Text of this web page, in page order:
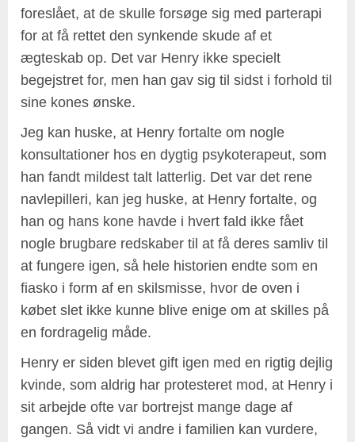
foreslået, at de skulle forsøge sig med parterapi
for at få rettet den synkende skude af et
ægteskab op. Det var Henry ikke specielt
begejstret for, men han gav sig til sidst i forhold til
sine kones ønske.
Jeg kan huske, at Henry fortalte om nogle
konsultationer hos en dygtig psykoterapeut, som
han fandt mildest talt latterlig. Det var det rene
navlepilleri, kan jeg huske, at Henry fortalte, og
han og hans kone havde i hvert fald ikke fået
nogle brugbare redskaber til at få deres samliv til
at fungere igen, så hele historien endte som en
fiasko i form af en skilsmisse, hvor de oven i
købet slet ikke kunne blive enige om at skilles på
en fordragelig måde.
Henry er siden blevet gift igen med en rigtig dejlig
kvinde, som aldrig har protesteret mod, at Henry i
sit arbejde ofte var bortrejst mange dage af
gangen. Så vidt vi andre i familien kan vurdere,